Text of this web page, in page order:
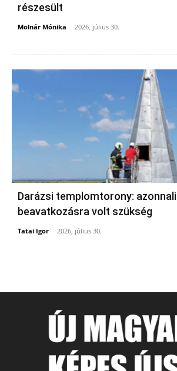
részesült
Molnár Mónika - 2026, július 30.
Darázsi templomtorony: azonnali
beavatkozásra volt szükség
Tatai Igor - 2026, július 30.